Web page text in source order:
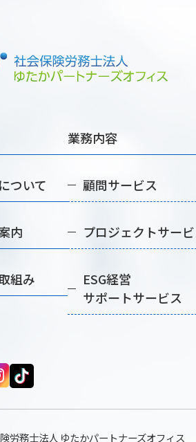
ついて
内
組み
業務内容
顧問サービス
プロジェクトサー
ESG経営
サポートサービス
労務士法人 ゆたかパートナーズオフィス